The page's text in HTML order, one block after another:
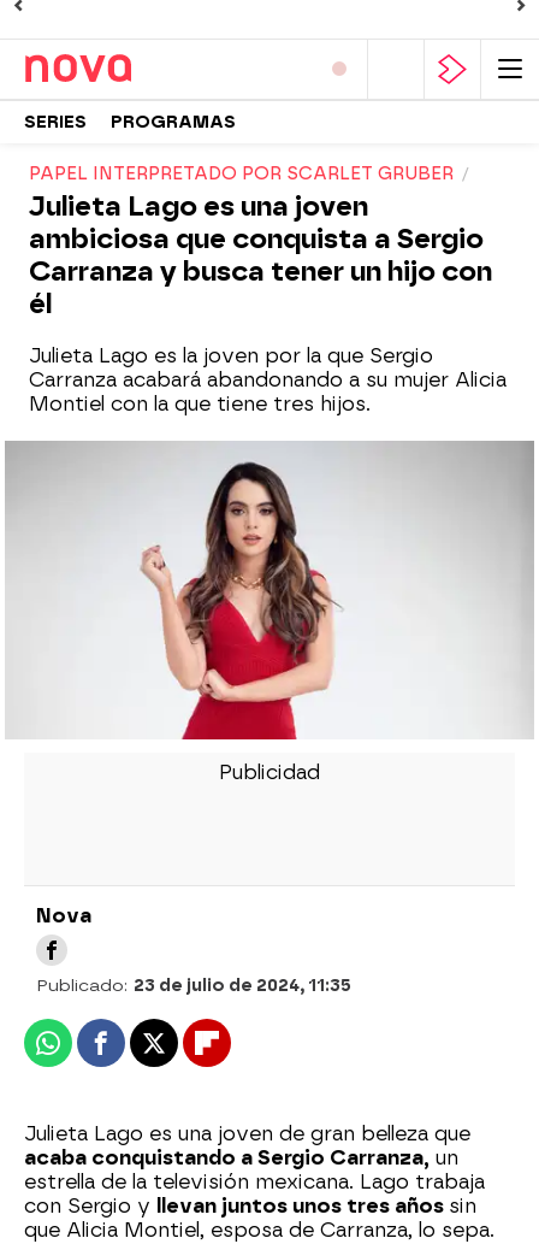
SERIES PROGRAMAS
PAPEL INTERPRETADO POR SCARLET GRUBER
Julieta Lago es una joven
ambiciosa que conquista a Sergio
Carranza y busca tener un hijo con
él
Julieta Lago es la joven por la que Sergio
Carranza acabará abandonando a su mujer Alicia
Montiel con la que tiene tres hijos.
Nova
Publicado: 23 de julio de 2024, 11:35
WhatsappFacebook
X Flipboard
Julieta Lago es una joven de gran belleza que
acaba conquistando a Sergio Carranza, un
estrella de la televisión mexicana. Lago trabaja
con Sergio y
llevan juntos unos tres años sin
que Alicia Montiel, esposa de Carranza, lo sepa.